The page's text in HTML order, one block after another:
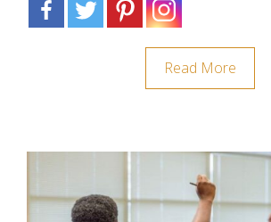
Read More